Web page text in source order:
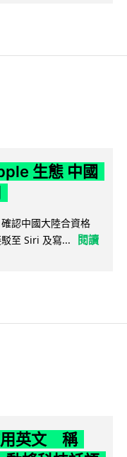
生態 中國
認中國大陸合資格
至 Siri 及寫...
閱讀
用英文 稱